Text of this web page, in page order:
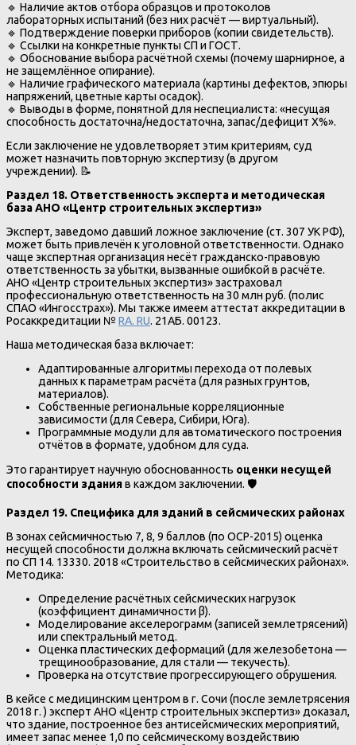
🔹 Наличие актов отбора образцов и протоколов
лабораторных испытаний (без них расчёт — виртуальный).
🔹 Подтверждение поверки приборов (копии свидетельств).
🔹 Ссылки на конкретные пункты СП и ГОСТ.
🔹 Обоснование выбора расчётной схемы (почему шарнирное, а
не защемлённое опирание).
🔹 Наличие графического материала (картины дефектов, эпюры
напряжений, цветные карты осадок).
🔹 Выводы в форме, понятной для неспециалиста: «несущая
способность достаточна/недостаточна, запас/дефицит X%».
Если заключение не удовлетворяет этим критериям, суд
может назначить повторную экспертизу (в другом
учреждении). 📝
Раздел 18. Ответственность эксперта и методическая
база АНО «Центр строительных экспертиз»
Эксперт, заведомо давший ложное заключение (ст. 307 УК РФ),
может быть привлечён к уголовной ответственности. Однако
чаще экспертная организация несёт гражданско-правовую
ответственность за убытки, вызванные ошибкой в расчёте.
АНО «Центр строительных экспертиз» застраховал
профессиональную ответственность на 30 млн руб. (полис
СПАО «Ингосстрах»). Мы также имеем аттестат аккредитации в
Росаккредитации № RA. RU. 21АБ. 00123.
Наша методическая база включает:
Адаптированные алгоритмы перехода от полевых
данных к параметрам расчёта (для разных грунтов,
материалов).
Собственные региональные корреляционные
зависимости (для Севера, Сибири, Юга).
Программные модули для автоматического построения
отчётов в формате, удобном для суда.
Это гарантирует научную обоснованность оценки несущей
способности зданияв каждом заключении. 🛡️
Раздел 19. Специфика для зданий в сейсмических районах
В зонах сейсмичностью 7, 8, 9 баллов (по ОСР-2015) оценка
несущей способности должна включать сейсмический расчёт
по СП 14. 13330. 2018 «Строительство в сейсмических районах».
Методика:
Определение расчётных сейсмических нагрузок
(коэффициент динамичности β).
Моделирование акселерограмм (записей землетрясений)
или спектральный метод.
Оценка пластических деформаций (для железобетона —
трещинообразование, для стали — текучесть).
Проверка на отсутствие прогрессирующего обрушения.
В кейсе с медицинским центром в г. Сочи (после землетрясения
2018 г. ) эксперт АНО «Центр строительных экспертиз» доказал,
что здание, построенное без антисейсмических мероприятий,
имеет запас менее 1,0 по сейсмическому воздействию